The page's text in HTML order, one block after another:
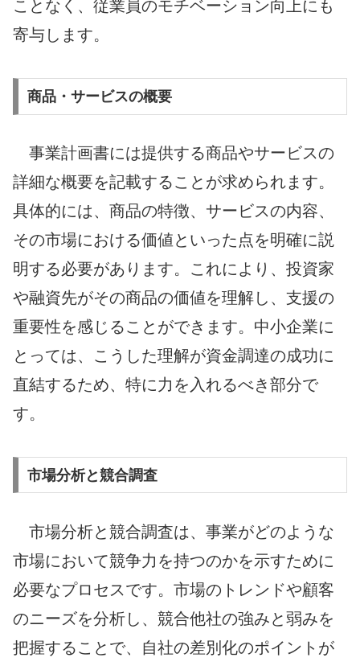
ことなく、従業員のモチベーション向上にも
寄与します。
商品・サービスの概要
事業計画書には提供する商品やサービスの
詳細な概要を記載することが求められます。
具体的には、商品の特徴、サービスの内容、
その市場における価値といった点を明確に説
明する必要があります。これにより、投資家
や融資先がその商品の価値を理解し、支援の
重要性を感じることができます。中小企業に
とっては、こうした理解が資金調達の成功に
直結するため、特に力を入れるべき部分で
す。
市場分析と競合調査
市場分析と競合調査は、事業がどのような
市場において競争力を持つのかを示すために
必要なプロセスです。市場のトレンドや顧客
のニーズを分析し、競合他社の強みと弱みを
把握することで、自社の差別化のポイントが